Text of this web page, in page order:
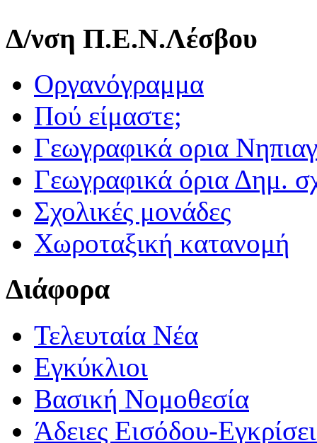
Δ/νση Π.Ε.Ν.Λέσβου
Οργανόγραμμα
Πού είμαστε;
Γεωγραφικά ορια
Γεωγραφικά όρια Δημ.
Σχολικές μονάδες
Χωροταξική κατανομή
Διάφορα
Τελευταία Νέα
Εγκύκλιοι
Βασική Νομοθεσία
Άδειες Εισόδου-